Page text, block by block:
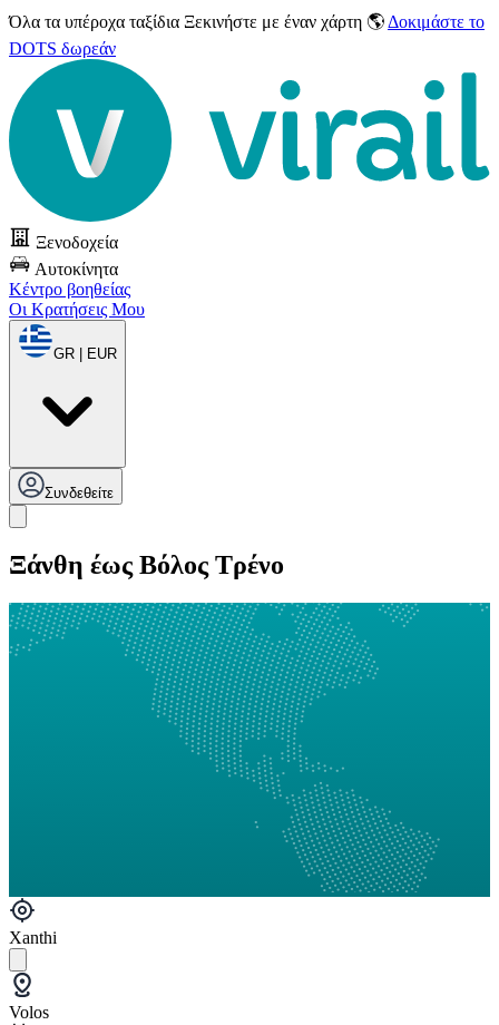
Όλα τα υπέροχα ταξίδια Ξεκινήστε με έναν χάρτη 🌎 Δοκιμάστε το
DOTS δωρεάν
Ξενοδοχεία
Αυτοκίνητα
Κέντρο βοηθείας
Οι Κρατήσεις Μου
GR | EUR
Συνδεθείτε
Ξάνθη έως Βόλος Τρένο
Xanthi
Volos